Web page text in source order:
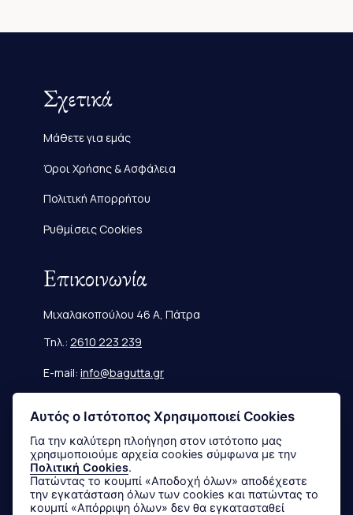
Σχετικά
Μάθετε για εμάς
Όροι Χρήσης & Ασφάλεια
Πολιτική Απορρήτου
Ρυθμίσεις Cookies
Επικοινωνία
Μιχαλακοπούλου 46 Α, Πάτρα
Τηλ.: 2610 223 239
E-mail: info@bagutta.gr
Πληροφορίες
Μεγεθολόγιο
Αποστολές & Επιστροφές
Αυτός ο Ιστότοπος Χρησιμοποιεί Cookies
Για την καλύτερη πλοήγηση στον ιστότοπο μας
χρησιμοποιούμε αρχεία cookies σύμφωνα με την
Πολιτική Cookies.
Πατώντας το κουμπί «Αποδοχή όλων» αποδέχεστε
την εγκατάσταση όλων των cookies και πατώντας το
κουμπί «Απόρριψη όλων» δεν θα εγκατασταθεί